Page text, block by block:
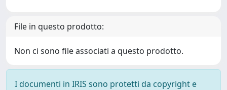
File in questo prodotto:
Non ci sono file associati a questo prodotto.
I documenti in IRIS sono protetti da copyright e